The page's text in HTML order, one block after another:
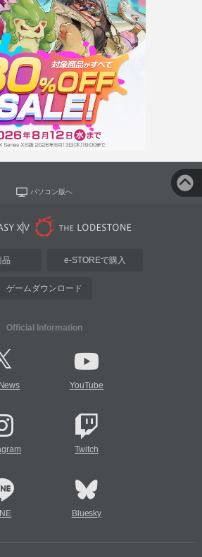
パソコン版へ
品 e-STOREで購入
ゲームダウンロード
Official Information
News YouTube
Twitch
Bluesky